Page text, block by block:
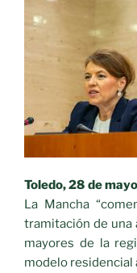
de
la
el
Toledo, 28 de
La Mancha
tramitación de una
mayores de la
modelo residencial